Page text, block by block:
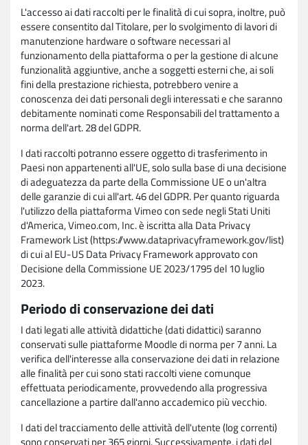
L'accesso ai dati raccolti per le finalità di cui sopra, inoltre, può
essere consentito dal Titolare, per lo svolgimento di lavori di
manutenzione hardware o software necessari al
funzionamento della piattaforma o per la gestione di alcune
funzionalità aggiuntive, anche a soggetti esterni che, ai soli
fini della prestazione richiesta, potrebbero venire a
conoscenza dei dati personali degli interessati e che saranno
debitamente nominati come Responsabili del trattamento a
norma dell'art. 28 del GDPR.
I dati raccolti potranno essere oggetto di trasferimento in
Paesi non appartenenti all'UE, solo sulla base di una decisione
di adeguatezza da parte della Commissione UE o un'altra
delle garanzie di cui all'art. 46 del GDPR. Per quanto riguarda
l'utilizzo della piattaforma Vimeo con sede negli Stati Uniti
d'America, Vimeo.com, Inc. è iscritta alla Data Privacy
Framework List (https://www.dataprivacyframework.gov/list)
di cui al EU-US Data Privacy Framework approvato con
Decisione della Commissione UE 2023/1795 del 10 luglio
2023.
Periodo di conservazione dei dati
I dati legati alle attività didattiche (dati didattici) saranno
conservati sulle piattaforme Moodle di norma per 7 anni. La
verifica dell'interesse alla conservazione dei dati in relazione
alle finalità per cui sono stati raccolti viene comunque
effettuata periodicamente, provvedendo alla progressiva
cancellazione a partire dall'anno accademico più vecchio.
I dati del tracciamento delle attività dell'utente (log correnti)
sono conservati per 365 giorni. Successivamente, i dati del